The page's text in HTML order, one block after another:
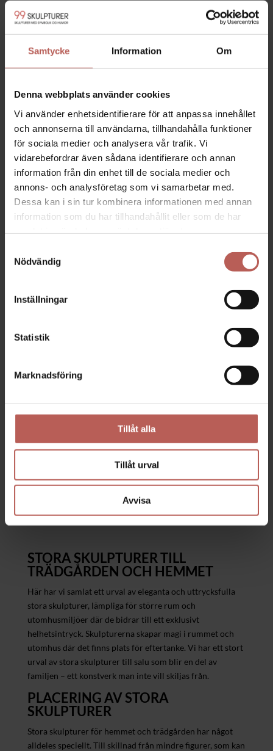
Samtycke Information Om
Denna webbplats använder cookies
Vi använder enhetsidentifierare för att anpassa innehållet
och annonserna till användarna, tillhandahålla funktioner
för sociala medier och analysera vår trafik. Vi
vidarebefordrar även sådana identifierare och annan
information från din enhet till de sociala medier och
annons- och analysföretag som vi samarbetar med.
Dessa kan i sin tur kombinera informationen med annan
information som du har tillhandahållit eller som de har
Nödvändig
Inställningar
Statistik
Marknadsföring
Tillåt alla
Tillåt urval
Avvisa
FIGHTERN – HÖJD 54 CM
DEN FRAMSYNTE – HÖJD 50
36.650,00SEK
FIGHTERN & DEN
FRAMSYNTE – STOR
65.970,00SEK
STORA SKULPTURER TILL
TRÄDGÅRDEN OCH HEMMET
Här har vi samlat ett urval av eleganta och uttrycksfulla
stora skulpturer, lämpliga för större rum och
utomhusmiljöer där de bidrar till ett exklusivt
helhetsintryck. Skulpturerna skapar magi i rummet och
utomhus där det finns plats för eftertanke. Vi har ett stort
urval av stora skulpturer till salu som blir en del av
familjen – ett konstverk man inte vill skiljas från.
PLACERING AV STORA
SKULPTURER
Stora skulpturer för hemmet och trädgården har något
alldeles speciellt. Till skillnad från mindre figurer, som kan